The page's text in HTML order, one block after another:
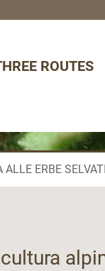
ROUTES
ALLE ERBE